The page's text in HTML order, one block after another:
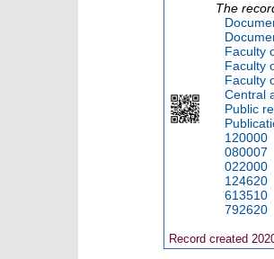
The
Faculty
Faculty
Faculty
Central
Public
120000
080007
022000
124620
613510
792620
Record created